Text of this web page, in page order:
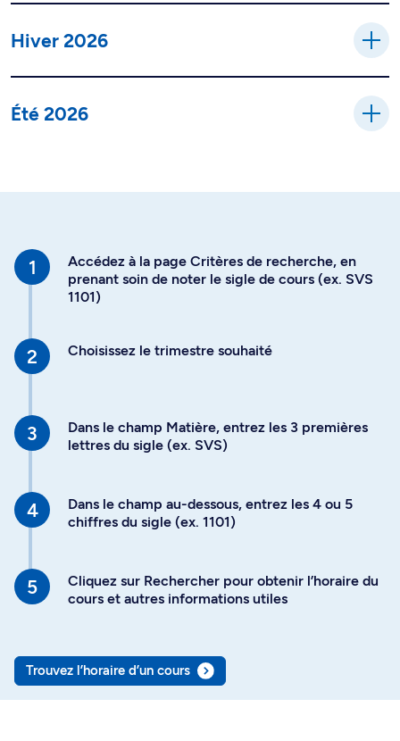
Hiver 2026
Été 2026
Accédez à la page Critères de recherche, en
prenant soin de noter le sigle de cours (ex. SVS
1101)
Choisissez le trimestre souhaité
Dans le champ Matière, entrez les 3 premières
lettres du sigle (ex. SVS)
Dans le champ au-dessous, entrez les 4 ou 5
chiffres du sigle (ex. 1101)
Cliquez sur Rechercher pour obtenir l’horaire du
cours et autres informations utiles
Trouvez l’horaire d’un cours